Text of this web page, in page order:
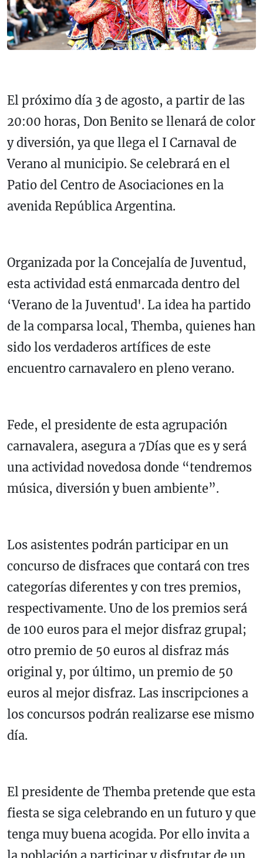
El próximo día 3 de agosto, a partir de las
20:00 horas, Don Benito se llenará de color
y diversión, ya que llega el I Carnaval de
Verano al municipio. Se celebrará en el
Patio del Centro de Asociaciones en la
avenida República Argentina.
Organizada por la Concejalía de Juventud,
esta actividad está enmarcada dentro del
‘Verano de la Juventud'. La idea ha partido
de la comparsa local, Themba, quienes han
sido los verdaderos artífices de este
encuentro carnavalero en pleno verano.
Fede, el presidente de esta agrupación
carnavalera, asegura a 7Días que es y será
una actividad novedosa donde “tendremos
música, diversión y buen ambiente”.
Los asistentes podrán participar en un
concurso de disfraces que contará con tres
categorías diferentes y con tres premios,
respectivamente. Uno de los premios será
de 100 euros para el mejor disfraz grupal;
otro premio de 50 euros al disfraz más
original y, por último, un premio de 50
euros al mejor disfraz. Las inscripciones a
los concursos podrán realizarse ese mismo
día.
El presidente de Themba pretende que esta
fiesta se siga celebrando en un futuro y que
tenga muy buena acogida. Por ello invita a